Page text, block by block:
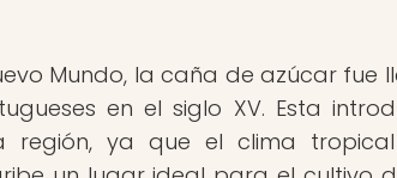
Mundo, la caña de azúcar fue
en el siglo XV. Esta
región, ya que el clima